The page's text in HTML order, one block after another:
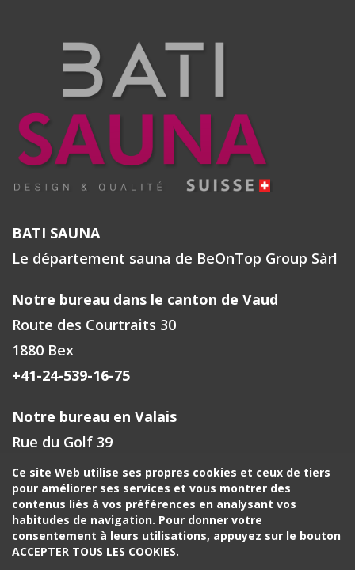
Ce site Web utilise ses propres cookies et ceux de tiers
pour améliorer ses services et vous montrer des
contenus liés à vos préférences en analysant vos
habitudes de navigation. Pour donner votre
consentement à leurs utilisations, appuyez sur le bouton
ACCEPTER TOUS LES COOKIES.
BATI SAUNA
Le département sauna de BeOnTop Group Sàrl
Notre bureau dans le canton de Vaud
Route des Courtraits 30
1880 Bex
+41-24-539-16-75
Notre bureau en Valais
Rue du Golf 39
1971 Grimisuat
+41-27-588-00-72
Votre contact à Fribourg, Neuchâtel
+41-24-539-16-75